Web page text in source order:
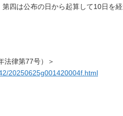
四は公布の日から起算して10日を経
法律第77号）＞
20250625g001420004f.html